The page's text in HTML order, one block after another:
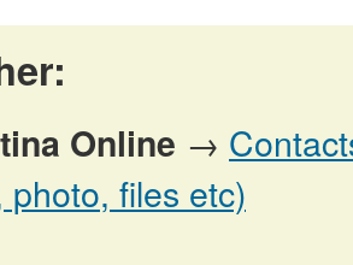
Online →
photo, files etc)